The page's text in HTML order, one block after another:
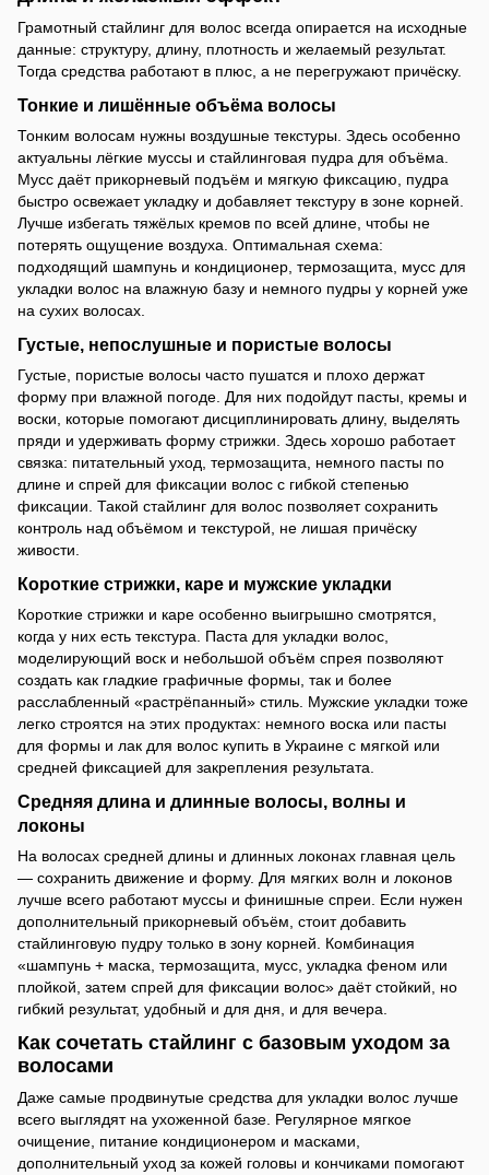
Грамотный стайлинг для волос всегда опирается на исходные
данные: структуру, длину, плотность и желаемый результат.
Тогда средства работают в плюс, а не перегружают причёску.
Тонкие и лишённые объёма волосы
Тонким волосам нужны воздушные текстуры. Здесь особенно
актуальны лёгкие муссы и стайлинговая пудра для объёма.
Мусс даёт прикорневый подъём и мягкую фиксацию, пудра
быстро освежает укладку и добавляет текстуру в зоне корней.
Лучше избегать тяжёлых кремов по всей длине, чтобы не
потерять ощущение воздуха. Оптимальная схема:
подходящий шампунь и кондиционер, термозащита, мусс для
укладки волос на влажную базу и немного пудры у корней уже
на сухих волосах.
Густые, непослушные и пористые волосы
Густые, пористые волосы часто пушатся и плохо держат
форму при влажной погоде. Для них подойдут пасты, кремы и
воски, которые помогают дисциплинировать длину, выделять
пряди и удерживать форму стрижки. Здесь хорошо работает
связка: питательный уход, термозащита, немного пасты по
длине и спрей для фиксации волос с гибкой степенью
фиксации. Такой стайлинг для волос позволяет сохранить
контроль над объёмом и текстурой, не лишая причёску
живости.
Короткие стрижки, каре и мужские укладки
Короткие стрижки и каре особенно выигрышно смотрятся,
когда у них есть текстура. Паста для укладки волос,
моделирующий воск и небольшой объём спрея позволяют
создать как гладкие графичные формы, так и более
расслабленный «растрёпанный» стиль. Мужские укладки тоже
легко строятся на этих продуктах: немного воска или пасты
для формы и лак для волос купить в Украине с мягкой или
средней фиксацией для закрепления результата.
Средняя длина и длинные волосы, волны и
локоны
На волосах средней длины и длинных локонах главная цель
— сохранить движение и форму. Для мягких волн и локонов
лучше всего работают муссы и финишные спреи. Если нужен
дополнительный прикорневый объём, стоит добавить
стайлинговую пудру только в зону корней. Комбинация
«шампунь + маска, термозащита, мусс, укладка феном или
плойкой, затем спрей для фиксации волос» даёт стойкий, но
гибкий результат, удобный и для дня, и для вечера.
Как сочетать стайлинг с базовым уходом за
волосами
Даже самые продвинутые средства для укладки волос лучше
всего выглядят на ухоженной базе. Регулярное мягкое
очищение, питание кондиционером и масками,
дополнительный уход за кожей головы и кончиками помогают